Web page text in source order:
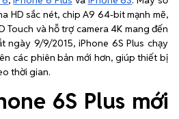
HD sắc nét, chip A9 64-bit mạnh mẽ,
Touch và hỗ trợ camera 4K mang đến
ngày 9/9/2015, iPhone 6S Plus chạy
các phiên bản mới hơn, giúp thiết bị
thời gian.
6S Plus mới